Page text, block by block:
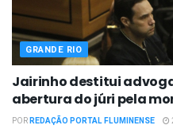
GRANDE RIO
Jairinho destitui
abertura do júri pela
PORREDAÇÃO PORTAL FLUMINENSE